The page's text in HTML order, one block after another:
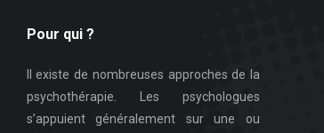
Pour qui ?
Il existe de nombreuses approches de la
psychothérapie. Les psychologues
s’appuient généralement sur une ou